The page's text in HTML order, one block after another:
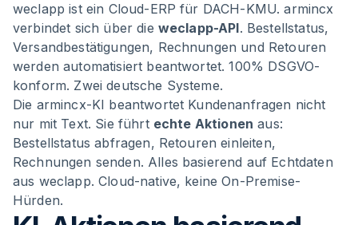
weclapp ist ein Cloud-ERP für DACH-KMU. armincx
verbindet sich über die weclapp-API. Bestellstatus,
Versandbestätigungen, Rechnungen und Retouren
werden automatisiert beantwortet. 100% DSGVO-
konform. Zwei deutsche Systeme.
Die armincx-KI beantwortet Kundenanfragen nicht
nur mit Text. Sie führt echte Aktionen aus:
Bestellstatus abfragen, Retouren einleiten,
Rechnungen senden. Alles basierend auf Echtdaten
aus weclapp. Cloud-native, keine On-Premise-
Hürden.